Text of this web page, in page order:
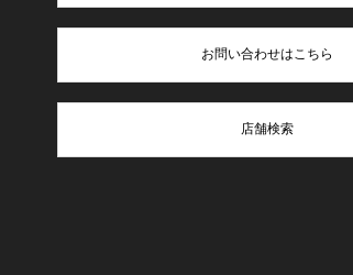
お問い合わせはこちら
店舗検索